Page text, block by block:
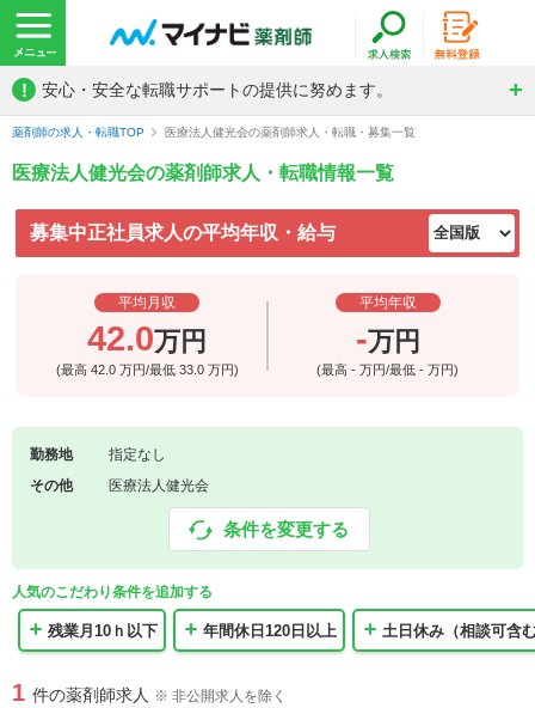
! 安心・安全な転職サポートの提供に努めます。
薬剤師の求人・転職TOP 医療法人健光会の薬剤師求人・転職・募集一覧
医療法人健光会の薬剤師求人・転職情報一覧
募集中正社員求人の平均年収・給与
平均月収
42.0万円
(最高 42.0 万円/最低 33.0 万円)
平均年収
-万円
(最高-万円/最低-万円)
勤務地
指定なし
その他
医療法人健光会
条件を変更する
人気のこだわり条件を追加する
残業月10ｈ以下 年間休日120日以上 土日休み（相談可含
1 件の薬剤師求人 ※ 非公開求人を除く